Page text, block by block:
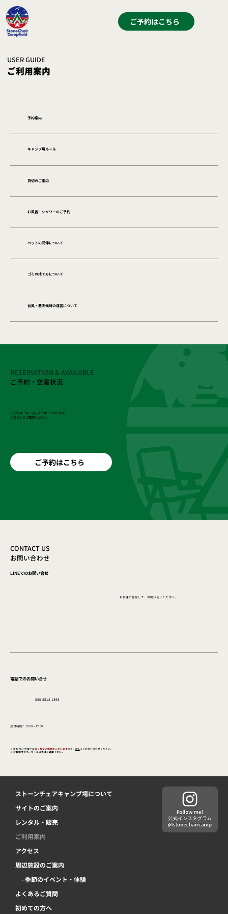
ご予約はこちら
ご利用案内
USER GUIDE
予約案内
キャンプ場ルール
貸切のご案内
お風呂・シャワーのご予約
ペットの同伴について
ゴミの捨て方について
台風・悪天候時の運営について
ご予約はこちら
RESERVATION & AVAILABLE
ご予約・空室状況
ご予約は「なっぷ」にて承っております。
こちらからご確認ください。
お問い合わせ
CONTACT US
電話でのお問い合せ
080-8518-1898
受付時間：10:00〜17:00
※ 接客 及び 作業中は出られない場合がございますので、 LINEよりお問い合わせください。
※ お客様用です。セールス等はご遠慮下さい。
LINEでのお問い合せ
お友達に登録して、お問い合せください。
ストーンチェアキャンプ場について
サイトのご案内
レンタル・販売
ご利用案内
アクセス
周辺施設のご案内
- 季節のイベント・体験
よくあるご質問
初めての方へ